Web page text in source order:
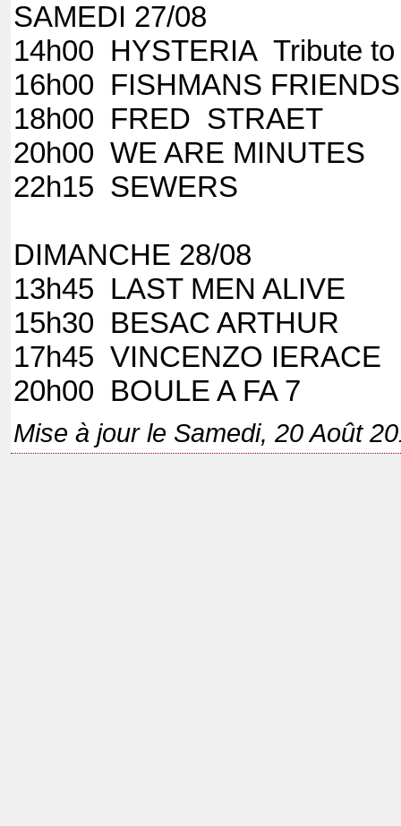
SAMEDI 27/08
14h00 HYSTERIA Tribute to
16h00 FISHMANS FRIENDS
18h00 FRED STRAET
20h00 WE ARE MINUTES
22h15 SEWERS
DIMANCHE 28/08
13h45 LAST MEN ALIVE
15h30 BESAC ARTHUR
17h45 VINCENZO IERACE
20h00 BOULE A FA 7
Mise à jour le Samedi, 20 Août